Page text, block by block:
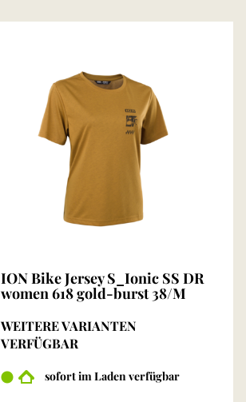
ION Bike Jersey S_Ionic SS DR
women 618 gold-burst 38/M
WEITERE VARIANTEN
VERFÜGBAR
sofort im Laden verfügbar